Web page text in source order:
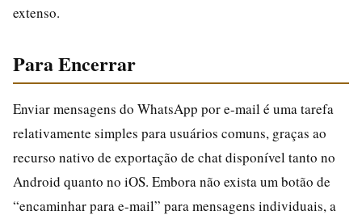
extenso.
Para Encerrar
Enviar mensagens do WhatsApp por e-mail é uma tarefa
relativamente simples para usuários comuns, graças ao
recurso nativo de exportação de chat disponível tanto no
Android quanto no iOS. Embora não exista um botão de
“encaminhar para e-mail” para mensagens individuais, a